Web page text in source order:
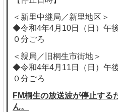
＜新里中継局／新里地区＞
◆令和4年4月10日（日）午
０分ごろ
＜親局／旧桐生市街地＞
◆令和4年4月11日（日）午
０分ごろ
FM桐生の放送波が停止する
ん。